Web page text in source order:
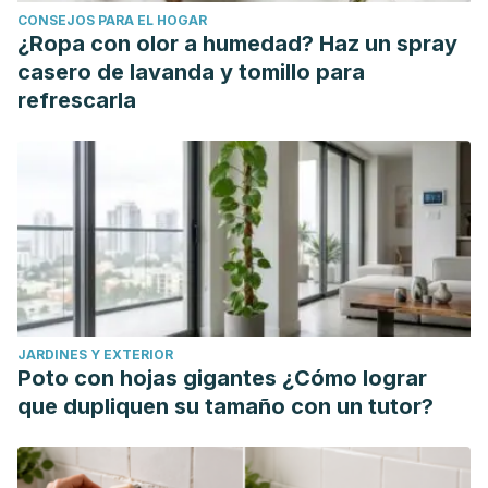
characterization-and-processing-of-a-colom?lang=pt-br
Al-Niaimi, F. (2017, 1 julio). Topical Vitamin C and the Skin:
Mechanisms of Action and Clinical Applications. PubMed
https://www.ncbi.nlm.nih.gov/pmc/articles/PMC5605218/
Apaza, T. L., Perez, V. L., Serban, A. I., Navarro, M. J. A., &
Rumbero, A. (2019). Alkamides from Tropaeolum tuberosum
inhibit inflammatory response induced by TNF–α and NF–
κB. Journal of Ethnopharmacology, 235, 199-205.
https://www.sciencedirect.com/science/article/abs/pii/
Behar, H. (2021). Phenolic compounds and in vitro
antioxidant activity of six accessions of mashua
(Tropaeolum tuberosum R. & P.) from Puno Region, Peru.
Campos, D., Chirinos, R., Ranilla, L. G., & Pedreschi, R.
CONSEJOS PARA EL HOGAR
¿Ropa con olor a humedad? Haz un spray
casero de lavanda y tomillo para
refrescarla
JARDINES Y EXTERIOR
Poto con hojas gigantes ¿Cómo lograr
que dupliquen su tamaño con un tutor?